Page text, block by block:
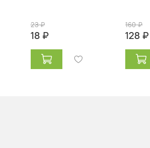
23 ₽
18 ₽
160 ₽
128 ₽